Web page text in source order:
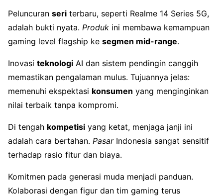
Peluncuran seri terbaru, seperti Realme 14 Series 5G,
adalah bukti nyata. Produk ini membawa kemampuan
gaming level flagship ke segmen mid-range.
Inovasi teknologi AI dan sistem pendingin canggih
memastikan pengalaman mulus. Tujuannya jelas:
memenuhi ekspektasi konsumen yang menginginkan
nilai terbaik tanpa kompromi.
Di tengah kompetisi yang ketat, menjaga janji ini
adalah cara bertahan. PasarIndonesia sangat sensitif
terhadap rasio fitur dan biaya.
Komitmen pada generasi muda menjadi panduan.
Kolaborasi dengan figur dan tim gaming terus